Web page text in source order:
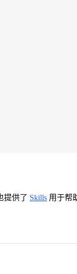
提供了 Skills 用于帮